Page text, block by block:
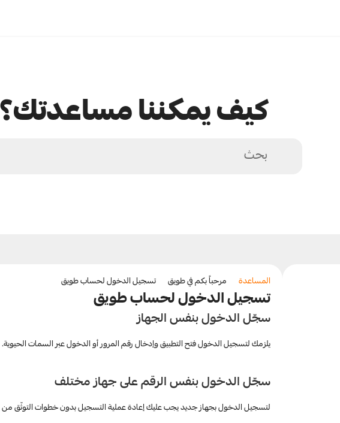
كيف يمكننا مساعدتك؟
بحث
تسجيل الدخول لحساب طويق مرحباً بكم في طويق المساعدة
تسجيل الدخول لحساب طويق
سجّل الدخول بنفس الجهاز
يلزمك لتسجيل الدخول فتح التطبيق وإدخال رقم المرور أو الدخول عبر السمات الحيوية.
سجّل الدخول بنفس الرقم على جهاز مختلف
لتسجيل الدخول بجهاز جديد يجب عليك إعادة عملية التسجيل بدون خطوات التوثّق من